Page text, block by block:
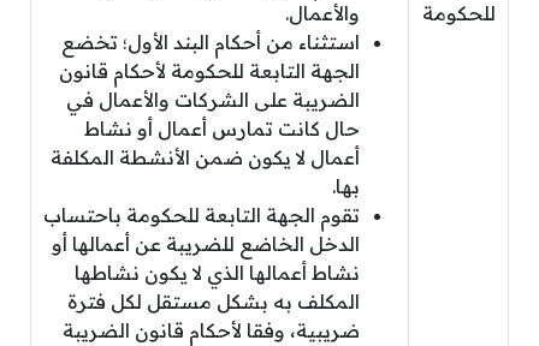
للحكومة
والأعمال.
استثناء من أحكام البند الأول؛ تخضع
الجهة التابعة للحكومة لأحكام قانون
الضريبة على الشركات والأعمال في
حال كانت تمارس أعمال أو نشاط
أعمال لا يكون ضمن الأنشطة المكلفة
بها.
تقوم الجهة التابعة للحكومة باحتساب
الدخل الخاضع للضريبة عن أعمالها أو
نشاط أعمالها الذي لا يكون نشاطها
المكلف به بشكل مستقل لكل فترة
ضريبية، وفقا لأحكام قانون الضريبة